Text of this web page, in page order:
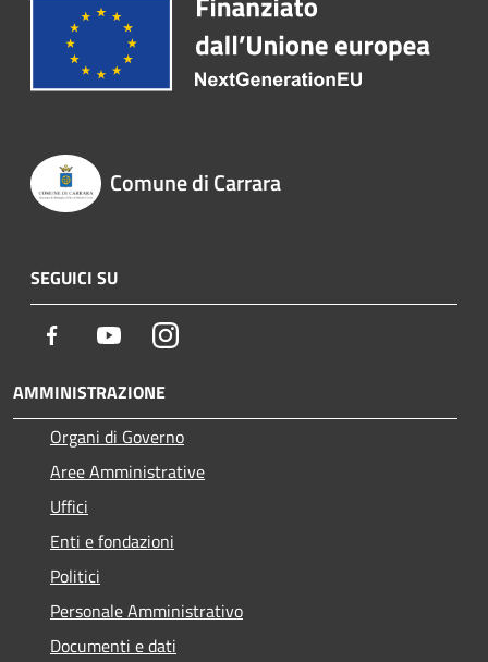
Comune di Carrara
SEGUICI SU
Facebook YoutubeInstagram
AMMINISTRAZIONE
Organi di Governo
Aree Amministrative
Uffici
Enti e fondazioni
Politici
Personale Amministrativo
Documenti e dati